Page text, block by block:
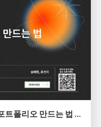
면접관 눈에 띄는 데이터 분석 포트폴리오 만드는 법 | 2026년 5월 세미나